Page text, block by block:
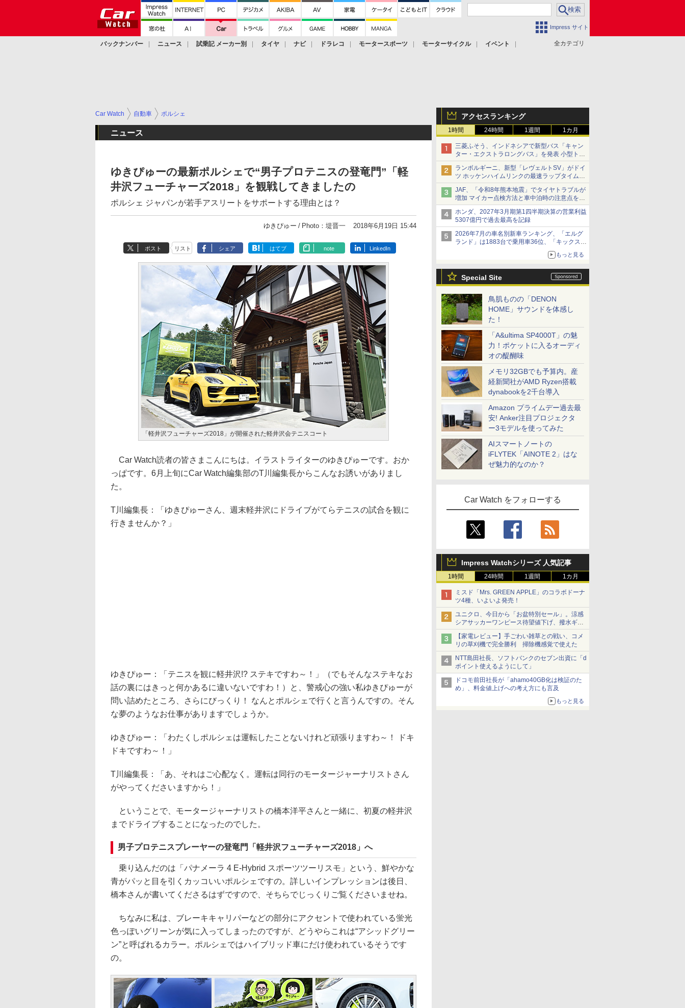
Impress サイト
全カテゴリ
バックナンバー ニュース 試乗記 メーカー別 タイヤ ナビ ドラレコ モータースポーツ モーターサイクル
イベント
アクセスランキング
1時間 24時間 1週間 1カ月
三菱ふそう、インドネシアで新型バス「キャン
ター・エクストラロングバス」を発表 小型トラ
ックベースの観光・旅客輸送向けバス
ランボルギーニ、新型「レヴェルトSV」がドイ
ツ ホッケンハイムリンクの最速ラップタイムを
記録
JAF、「令和8年熊本地震」でタイヤトラブルが
増加 マイカー点検方法と車中泊時の注意点を呼
びかけ
ホンダ、2027年3月期第1四半期決算の営業利益
5307億円で過去最高を記録
2026年7月の車名別新車ランキング、「エルグ
ランド」は1883台で乗用車36位、「キックス」
もっと見る
Special Site
鳥肌ものの「DENON
HOME」サウンドを体感し
た！
「A&ultima SP4000T」の魅
力！ポケットに入るオーディ
オの醍醐味
メモリ32GBでも予算内。産
経新聞社がAMD Ryzen搭載
dynabookを2千台導入
Amazon プライムデー過去最
安! Anker注目プロジェクタ
ー3モデルを使ってみた
AIスマートノートの
iFLYTEK「AINOTE 2」はな
ぜ魅力的なのか？
Car Watch をフォローする
Impress Watchシリーズ 人気記事
1時間 24時間 1週間 1カ月
ミスド「Mrs. GREEN APPLE」のコラボドーナ
ツ4種、いよいよ発売！
ユニクロ、今日から「お盆特別セール」。涼感
シアサッカーワンピース待望値下げ、撥水ギア
ショーツは1990円に
【家電レビュー】手ごわい雑草との戦い、コメ
リの草刈機で完全勝利 掃除機感覚で使えた
NTT島田社長、ソフトバンクのセブン出資に「d
ポイント使えるようにして」
ドコモ前田社長が「ahamo40GB化は検証のた
め」、料金値上げへの考え方にも言及
もっと見る
Car Watch 自動車 ポルシェ
ニュース
ゆきぴゅーの最新ポルシェで“男子プロテニスの登竜門”「軽
井沢フューチャーズ2018」を観戦してきましたの
ポルシェ ジャパンが若手アスリートをサポートする理由とは？
ゆきぴゅー Photo：堤晋一 2018年6月19日 15:44
ポスト リスト シェア はてブ note LinkedIn
「軽井沢フューチャーズ2018」が開催された軽井沢会テニスコート
Car Watch読者の皆さまこんにちは。イラストライターのゆきぴゅーです。おか
っぱです。6月上旬にCar Watch編集部のT川編集長からこんなお誘いがありまし
た。
T川編集長：「ゆきぴゅーさん、週末軽井沢にドライブがてらテニスの試合を観に
行きませんか？」
ゆきぴゅー：「テニスを観に軽井沢!? ステキですわ～！」（でもそんなステキなお
話の裏にはきっと何かあるに違いないですわ！）と、警戒心の強い私ゆきぴゅーが
問い詰めたところ、さらにびっくり！ なんとポルシェで行くと言うんですの。そん
な夢のようなお仕事がありますでしょうか。
ゆきぴゅー：「わたくしポルシェは運転したことないけれど頑張りますわ～！ ドキ
ドキですわ～！」
T川編集長：「あ、それはご心配なく。運転は同行のモータージャーナリストさん
がやってくださいますから！」
ということで、モータージャーナリストの橋本洋平さんと一緒に、初夏の軽井沢
までドライブすることになったのでした。
男子プロテニスプレーヤーの登竜門「軽井沢フューチャーズ2018」へ
乗り込んだのは「パナメーラ 4 E-Hybrid スポーツツーリスモ」という、鮮やかな
青がパッと目を引くカッコいいポルシェですの。詳しいインプレッションは後日、
橋本さんが書いてくださるはずですので、そちらでじっくりご覧くださいませね。
ちなみに私は、ブレーキキャリパーなどの部分にアクセントで使われている蛍光
色っぽいグリーンが気に入ってしまったのですが、どうやらこれは“アシッドグリー
ン”と呼ばれるカラー。ポルシェではハイブリッド車にだけ使われているそうです
の。